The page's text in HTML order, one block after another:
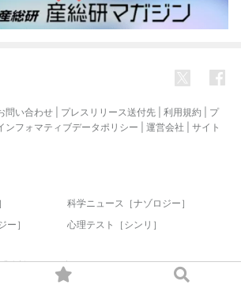
問い合わせ プレスリリース送付先 利用規約
プ
ンフォマティブデータポリシー 運営会社
サイト
科学ニュース［ナゾロジー］
ー］
心理テスト［シンリ］
rights reserved.